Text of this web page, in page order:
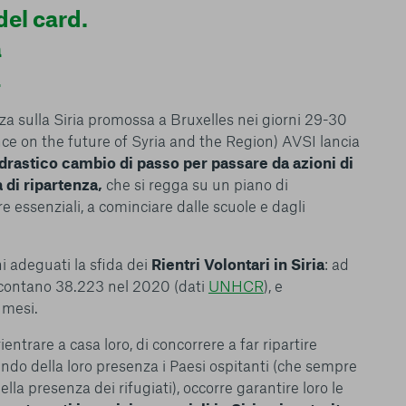
funzionamento
l’esperienza di
per mostrare
Web e le app di
e sarà
salvo i Cookie
È importante tenere
sulla
tutti i cookie. Per
informazioni
card.
sulla Siria promossa a Bruxelles nei giorni 29-30
on the future of Syria and the Region) AVSI lancia
cambio di passo per passare da azioni di
di ripartenza, che si regga su un piano di
essenziali, a cominciare dalle scuole e dagli
adeguati la sfida dei Rientri Volontari in Siria: ad
38.223 nel 2020 (dati UNHCR), e
a casa loro, di concorrere a far ripartire
della loro presenza i Paesi ospitanti (che sempre
presenza dei rifugiati), occorre garantire loro le